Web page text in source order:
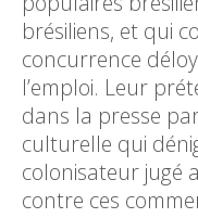
brésiliens, et qui
concurrence
l’emploi. Leur
dans la presse
culturelle qui
colonisateur jugé
contre ces